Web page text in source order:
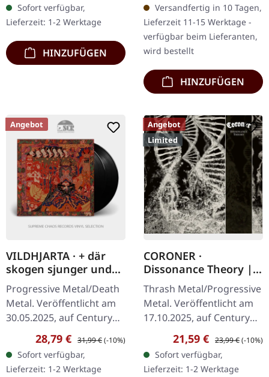
Collective" von Archspire
ist…
Sofort verfügbar,
Lieferzeit: 1-2 Werktage
HINZUFÜGEN
norwegischen Legenden
Enslaved 2015…
Versandfertig in 10 Tagen,
Lieferzeit 11-15 Werktage -
verfügbar beim Lieferanten,
wird bestellt
HINZUFÜGEN
Angebot
VILDHJARTA · + där
skogen sjunger under
evighetens granar + |
BLACK 2LP
Progressive Metal/Death
Metal. Veröffentlicht am
30.05.2025, auf Century
Media Records.
Schwarzes Doppel-Vinyl
im Gatefold Cover. Die
Verkaufspreis:
28,79 € Regulärer Preis:
31,99 €(-10%)
Sofort verfügbar,
Lieferzeit: 1-2 Werktage
Angebot
Limited
CORONER ·
Dissonance Theory |
2CD MEDIABOOK
Thrash Metal/Progressive
Metal. Veröffentlicht am
17.10.2025, auf Century
Media Records. 2CD
Mediabook mit
erweitertem 32-seitigem
Verkaufspreis:
21,59 € Regulärer Preis:
23,99 €(-10%)
Sofort verfügbar,
Lieferzeit: 1-2 Werktage